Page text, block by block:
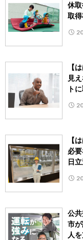
休
取
【
見
ト
【
必
日
公
市
人